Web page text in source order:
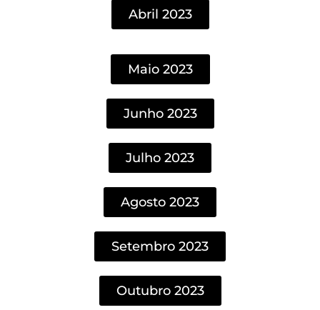
Abril 2023
Maio 2023
Junho 2023
Julho 2023
Agosto 2023
Setembro 2023
Outubro 2023